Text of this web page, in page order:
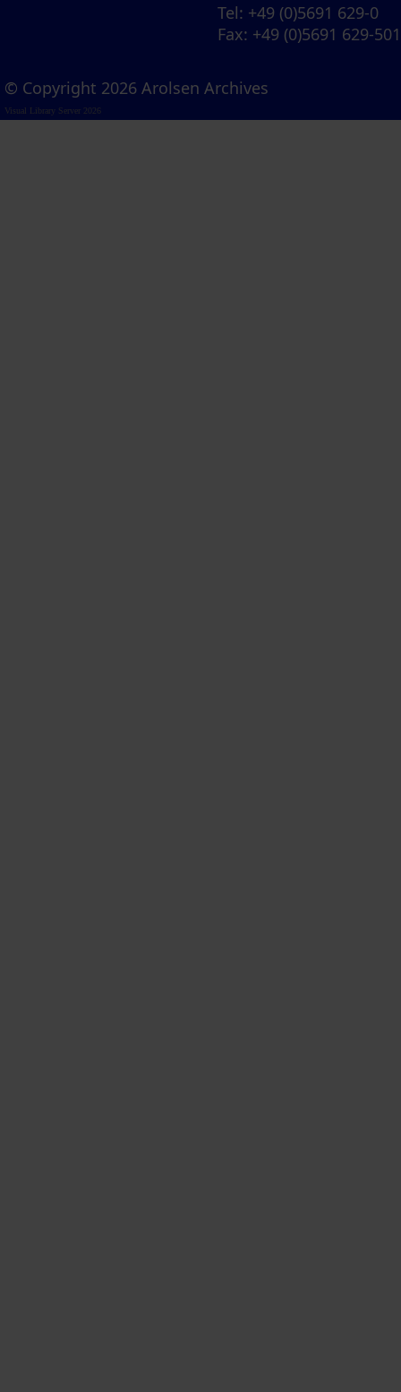
Tel: +49 (0)5691 629-0
Fax: +49 (0)5691 629-501
© Copyright 2026 Arolsen Archives
Visual Library Server 2026